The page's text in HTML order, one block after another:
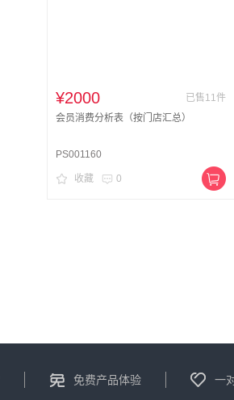
¥2000
已售11件
会员消费分析表（按门店汇总）
PS001160
收藏 0
免费产品体验 一